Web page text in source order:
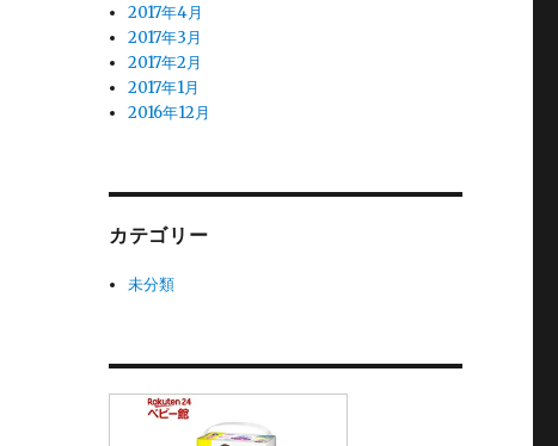
2017年4月
2017年3月
2017年2月
2017年1月
2016年12月
カテゴリー
未分類